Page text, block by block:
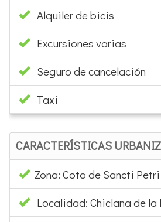
Alquiler de bicis
Excursiones varias
Seguro de cancelación
Taxi
CARACTERÍSTICAS
Zona: Coto de Sancti Petri
Localidad: Chiclana de la